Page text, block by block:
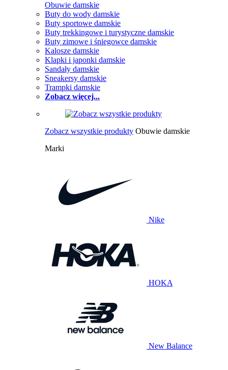
Obuwie damskie
Buty do wody damskie
Buty sportowe damskie
Buty trekkingowe i turystyczne damskie
Buty zimowe i śniegowce damskie
Kalosze damskie
Klapki i japonki damskie
Sandały damskie
Sneakersy damskie
Trampki damskie
Zobacz więcej...
Zobacz wszystkie produkty Obuwie damskie
Marki
Nike
HOKA
New Balance